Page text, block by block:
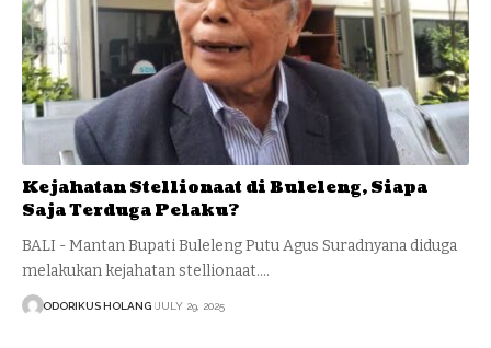
Kejahatan Stellionaat di Buleleng, Siapa
Saja Terduga Pelaku?
BALI - Mantan Bupati Buleleng Putu Agus Suradnyana diduga
melakukan kejahatan stellionaat.…
ODORIKUS HOLANG JULY 29, 2025